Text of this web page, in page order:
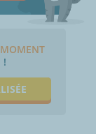
!